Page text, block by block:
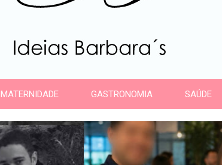
MATERNIDADE GASTRONOMIA SAÚDE